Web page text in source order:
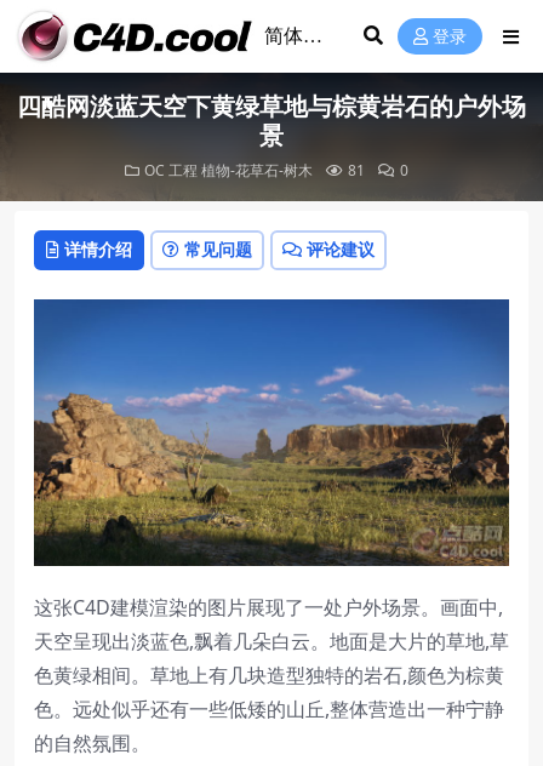
登录
四酷网淡蓝天空下黄绿草地与棕黄岩石的户外场
景
OC 工程 植物-花草石-树木 81 0
详情介绍 常见问题 评论建议
这张C4D建模渲染的图片展现了一处户外场景。画面中,
天空呈现出淡蓝色,飘着几朵白云。地面是大片的草地,草
色黄绿相间。草地上有几块造型独特的岩石,颜色为棕黄
色。远处似乎还有一些低矮的山丘,整体营造出一种宁静
的自然氛围。